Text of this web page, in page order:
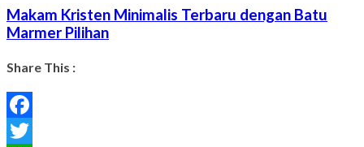
Makam Kristen Minimalis Terbaru dengan Batu
Marmer Pilihan
Share This :
Facebook